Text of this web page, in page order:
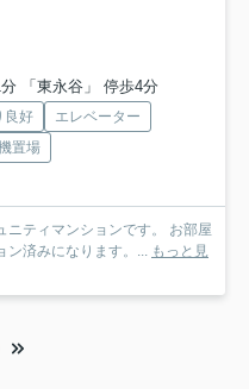
「東永谷」 停歩4分
良好
エレベーター
置場
ニティマンションです。 お部屋
ン済みになります。... もっと見